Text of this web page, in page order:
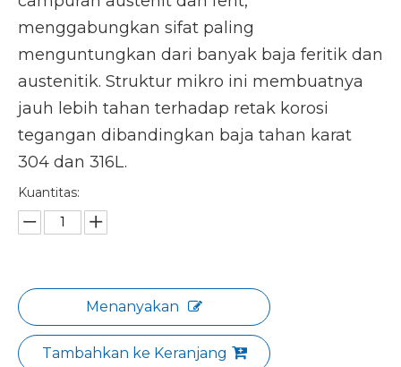
menggabungkan sifat paling
menguntungkan dari banyak baja feritik dan
austenitik. Struktur mikro ini membuatnya
jauh lebih tahan terhadap retak korosi
tegangan dibandingkan baja tahan karat
304 dan 316L.
Kuantitas:
Menanyakan
Tambahkan ke Keranjang